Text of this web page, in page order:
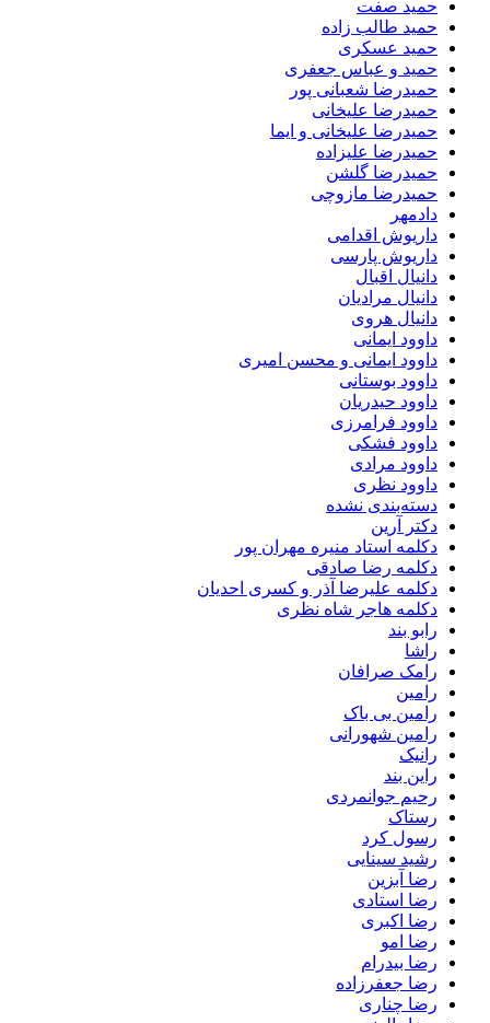
حمید صفت
حمید طالب زاده
حمید عسکری
حمید و عباس جعفری
حمیدرضا شعبانی پور
حمیدرضا علیخانی
حمیدرضا علیخانی و ایما
حمیدرضا علیزاده
حمیدرضا گلشن
حمیدرضا مازوچی
دادمهر
داریوش اقدامی
داریوش پارسی
دانیال اقبال
دانیال مرادیان
دانیال هروی
داوود ایمانی
داوود ایمانی و محسن امیری
داوود بوستانی
داوود حیدریان
داوود فرامرزی
داوود فشکی
داوود مرادی
داوود نظری
دسته‌بندی نشده
دکتر آرین
دکلمه استاد منیره مهران پور
دکلمه رضا صادقی
دکلمه علیرضا آذر و کسری احدیان
دکلمه هاجر شاه نظری
رابو بند
راشا
رامک صرافان
رامین
رامین بی باک
رامین شهورانی
رانیک
راین بند
رحیم جوانمردی
رستاک
رسول کرد
رشید سینایی
رضا آبزین
رضا استادی
رضا اکبری
رضا امو
رضا بیدرام
رضا جعفرزاده
رضا چناری